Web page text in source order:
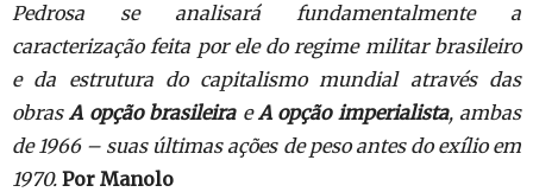
Pedrosa se analisará fundamentalmente a
caracterização feita por ele do regime militar brasileiro
e da estrutura do capitalismo mundial através das
obrasA opção brasileira eA opção imperialista, ambas
de 1966 – suas últimas ações de peso antes do exílio em
1970. Por Manolo